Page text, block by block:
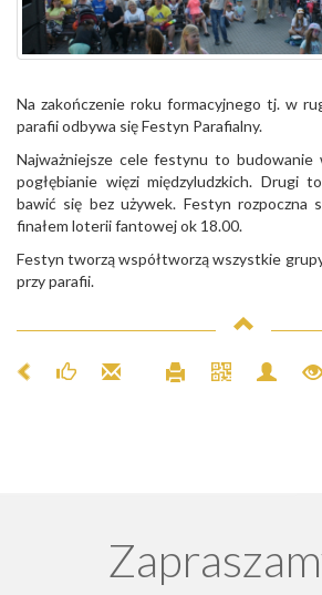
Na zakończenie roku formacyjnego tj. w
parafii odbywa się Festyn Parafialny.
Najważniejsze cele festynu to budowanie
pogłębianie więzi międzyludzkich. Drugi
bawić się bez używek. Festyn rozpoczna
finałem loterii fantowej ok 18.00.
Festyn tworzą współtworzą wszystkie
przy parafii.